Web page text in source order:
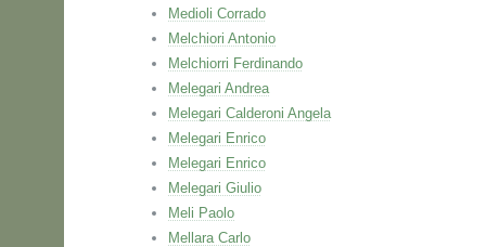
Medioli Corrado
Melchiori Antonio
Melchiorri Ferdinando
Melegari Andrea
Melegari Calderoni Angela
Melegari Enrico
Melegari Enrico
Melegari Giulio
Meli Paolo
Mellara Carlo